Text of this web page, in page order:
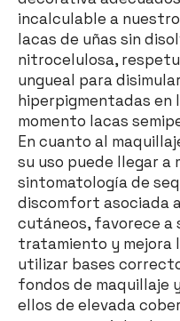
incalculable a
lacas de uñas sin
nitrocelulosa,
ungueal para
hiperpigmentadas en
momento lacas
En cuanto al
su uso puede llegar a
sintomatología de
discomfort asociada
cutáneos, favorece a
tratamiento y mejora
utilizar bases
fondos de maquillaje
ellos de elevada